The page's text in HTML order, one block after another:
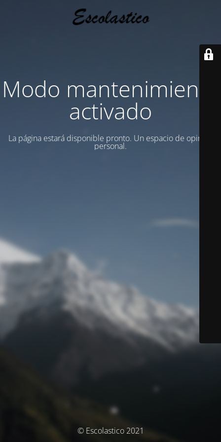
Modo mantenimiento
activado
La página estará disponible pronto. Un espacio de opinion
personal.
© Escolastico 2021